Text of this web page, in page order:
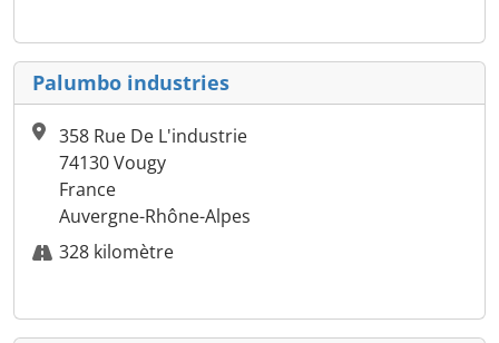
Palumbo industries
358 Rue De L'industrie
74130 Vougy
France
Auvergne-Rhône-Alpes
328 kilomètre